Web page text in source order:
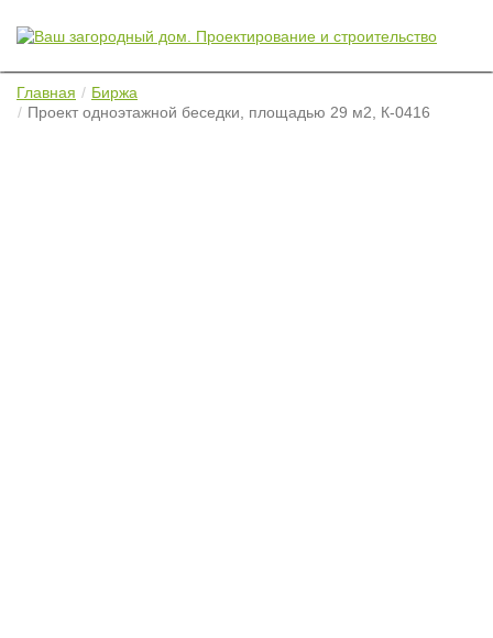
Главная
Биржа
Проект одноэтажной беседки, площадью 29 м2, К-0416